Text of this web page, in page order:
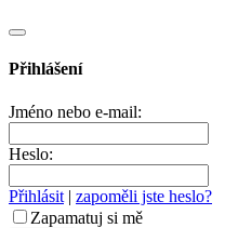
Přihlášení
Jméno nebo e-mail:
Heslo:
Přihlásit | zapoměli jste heslo?
Zapamatuj si mě